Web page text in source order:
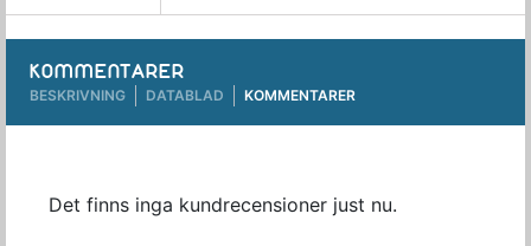
KOMMENTARER
BESKRIVNING DATABLAD KOMMENTARER
Det finns inga kundrecensioner just nu.